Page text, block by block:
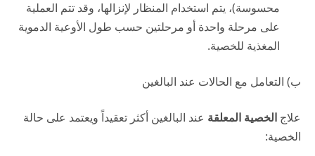
محسوسة)، يتم استخدام المنظار لإنزالها، وقد تتم العملية
على مرحلة واحدة أو مرحلتين حسب طول الأوعية الدموية
المغذية للخصية.
ب) التعامل مع الحالات عند البالغين
علاج الخصية المعلقة عند البالغين أكثر تعقيداً ويعتمد على حالة
الخصية: